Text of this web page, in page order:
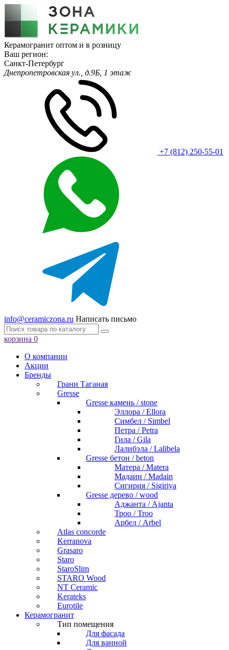
Керамогранит оптом и в розницу
Ваш регион:
Санкт-Петербург
Днепропетровская ул., д.9Б, 1 этаж
+7 (812) 250-55-01
info@ceramiczona.ru Написать письмо
корзина 0
О компании
Акции
Бренды
Грани Таганая
Gresse
Gresse камень / stone
Эллора / Ellora
Симбел / Simbel
Петра / Petra
Гила / Gila
Лалибэла / Lalibela
Gresse бетон / beton
Матера / Matera
Мадаин / Madain
Сигирия / Sigiriya
Gresse дерево / wood
Аджанта / Ajanta
Троо / Troo
Арбел / Arbel
Atlas concorde
Kerranova
Grasaro
Staro
StaroSlim
STARO Wood
NT Ceramic
Kerateks
Eurotile
Керамогранит
Тип помещения
Для фасада
Для ванной